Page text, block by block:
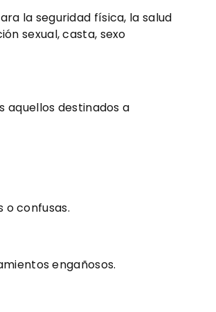
la seguridad física, la salud
sexual, casta, sexo
aquellos destinados a
o confusas.
engañosos.